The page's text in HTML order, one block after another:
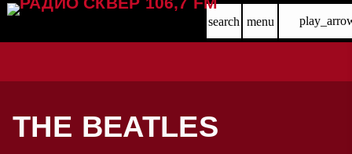
search menu
THE BEATLES